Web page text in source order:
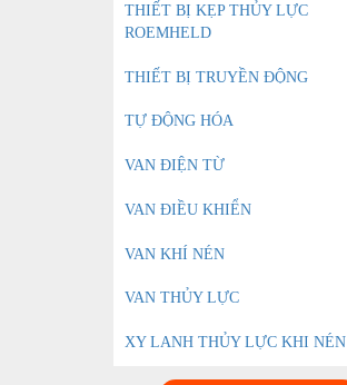
THIẾT BỊ KẸP THỦY LỰC
ROEMHELD
THIẾT BỊ TRUYỀN ĐỘNG
TỰ ĐỘNG HÓA
VAN ĐIỆN TỪ
VAN ĐIỀU KHIỂN
VAN KHÍ NÉN
VAN THỦY LỰC
XY LANH THỦY LỰC KHI NÉN